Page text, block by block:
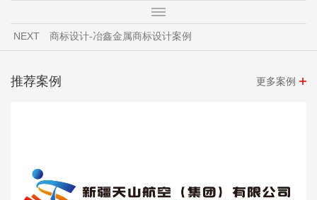
NEXT 商标设计-冶鑫金属商标设计案例
推荐案例 更多案例